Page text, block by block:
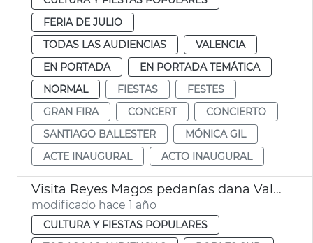
FERIA DE JULIO
TODAS LAS AUDIENCIAS
VALENCIA
EN PORTADA
EN PORTADA TEMÁTICA
NORMAL
FIESTAS
FESTES
GRAN FIRA
CONCERT
CONCIERTO
SANTIAGO BALLESTER
MÓNICA GIL
ACTE INAUGURAL
ACTO INAUGURAL
Visita Reyes Magos pedanías dana València
modificado hace 1 año
CULTURA Y FIESTAS POPULARES